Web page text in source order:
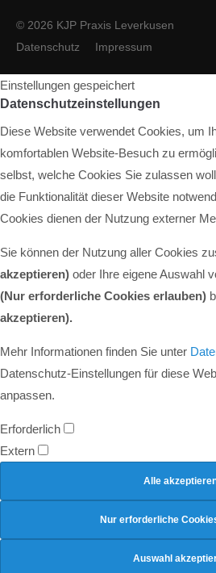
© 2026 KJP Praxis Leverkusen
Datenschutz
Impressum
Einstellungen gespeichert
Datenschutzeinstellungen
Diese Website verwendet Cookies, um
komfortablen Website-Besuch zu
selbst, welche Cookies Sie zulassen
die Funktionalität dieser Website
Cookies dienen der Nutzung externer
Sie können der Nutzung aller Cookies
akzeptieren) oder Ihre eigene Auswahl
(Nur erforderliche Cookies erlauben)
akzeptieren).
Mehr Informationen finden Sie unter
Datenschutz-Einstellungen für diese
anpassen.
Erforderlich
Extern